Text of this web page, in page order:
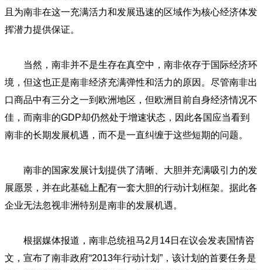
且为南非在这一充满活力和发展迅速的区域作为核心经济体发
挥潜力提供保证。
当然，南非并不是生存在真空中，南非依存于国际经济环
境，但这也正是南非经济充满弹性和活力的原因。尽管南非出
口商品中有三分之一到欧洲地区，但欧洲目前自身经济情况不
佳，而南非的GDP却仍然处于增速状态，因此各国应当看到
南非的长期发展机遇，而不是一直纠缠于这些短期的问题。
南非的国家发展计划提供了清晰、大胆并充满吸引力的发
展愿景，并在此基础上配有一套大胆的行动计划框架。据此各
企业无法忽视非洲特别是南非的发展机遇。
根据媒体报道，南非总统祖马2月14日在议会发表国情咨
文，宣布了南非政府“2013年行动计划”，该计划的首要任务是